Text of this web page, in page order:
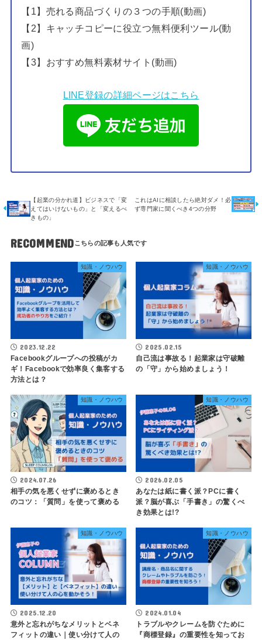
【1】売れる商品づくりの３つの手順(動画)
【2】キャッチコピーに役立つ無料便利ツール(動
画)
【3】おすすめ無料素材サイト(動画)
LINE登録の詳細ページはこちら
【起業の分かれ道】ビジネスで「変
えてはいけないもの」と「変えるべ
きもの」
これはAIに相談したら絶対ダメ！必
ず専門家に聞くべき4つの分野
RECOMMEND
知識・ノウハウ
2023.12.22
Facebookグループへの投稿がカ
ギ！Facebookで効率良く集客する
方法とは？
知識・ノウハウ
2025.02.15
自己流は事故る！起業家は守破離
の「守」から始めましょう！
知識・ノウハウ
2024.07.26
相手の気を悪くせずに褒めるとき
のコツ：「質問」を使って褒める
知識・ノウハウ
2026.02.05
あなたは紙に書く派？PCに書く
派？脳が喜ぶ「手書き」の驚くべ
き効果とは!?
知識・ノウハウ
2025.12.20
意外と忘れがちなメリットとベネ
フィットの違い｜使い分けて人の
知識・ノウハウ
2024.01.04
トラブルやクレームを防ぐために
『商標登録』の重要性を知ってお